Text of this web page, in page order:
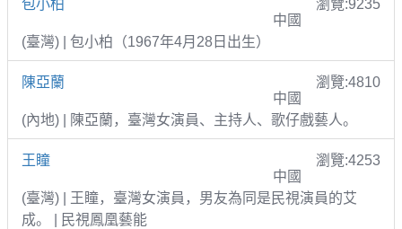
包小柏
瀏覽:9235
中國
(臺灣) | 包小柏（1967年4月28日出生）
陳亞蘭
瀏覽:4810
中國
(內地) | 陳亞蘭，臺灣女演員、主持人、歌仔戲藝人。
王瞳
瀏覽:4253
中國
(臺灣) | 王瞳，臺灣女演員，男友為同是民視演員的艾
成。 | 民視鳳凰藝能